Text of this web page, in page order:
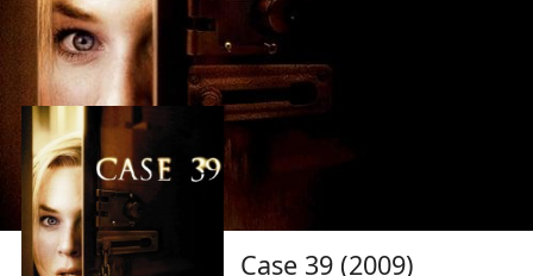
Case 39 (2009)